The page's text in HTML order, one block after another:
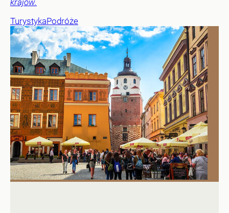
krajów.
TurystykaPodróże